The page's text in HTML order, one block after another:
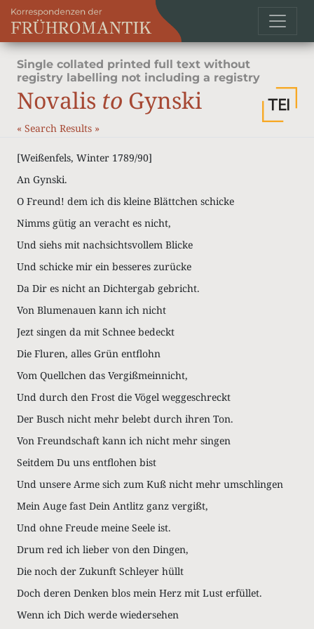
Single collated printed full text without
registry labelling not including a registry
Novalis to Gynski
« Search Results »
[Weißenfels, Winter 1789/90]
An Gynski.
O Freund! dem ich dis kleine Blättchen schicke
Nimms gütig an veracht es nicht,
Und siehs mit nachsichtsvollem Blicke
Und schicke mir ein besseres zurücke
Da Dir es nicht an Dichtergab gebricht.
Von Blumenauen kann ich nicht
Jezt singen da mit Schnee bedeckt
Die Fluren, alles Grün entflohn
Vom Quellchen das Vergißmeinnicht,
Und durch den Frost die Vögel weggeschreckt
Der Busch nicht mehr belebt durch ihren Ton.
Von Freundschaft kann ich nicht mehr singen
Seitdem Du uns entflohen bist
Und unsere Arme sich zum Kuß nicht mehr umschlingen
Mein Auge fast Dein Antlitz ganz vergißt,
Und ohne Freude meine Seele ist.
Drum red ich lieber von den Dingen,
Die noch der Zukunft Schleyer hüllt
Doch deren Denken blos mein Herz mit Lust erfüllet.
Wenn ich Dich werde wiedersehen